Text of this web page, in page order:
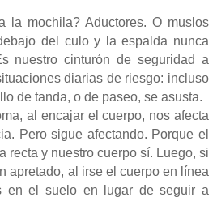
la mochila? Aductores. O muslos
del culo y la espalda nunca
nuestro cinturón de seguridad a
diarias de riesgo: incluso
de tanda, o de paseo, se asusta.
al encajar el cuerpo, nos afecta
Pero sigue afectando. Porque el
recta y nuestro cuerpo sí. Luego, si
apretado, al irse el cuerpo en línea
en el suelo en lugar de seguir a